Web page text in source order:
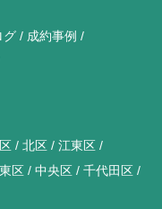
グ
成約事例
北区
江東区
区 中央区
千代田区